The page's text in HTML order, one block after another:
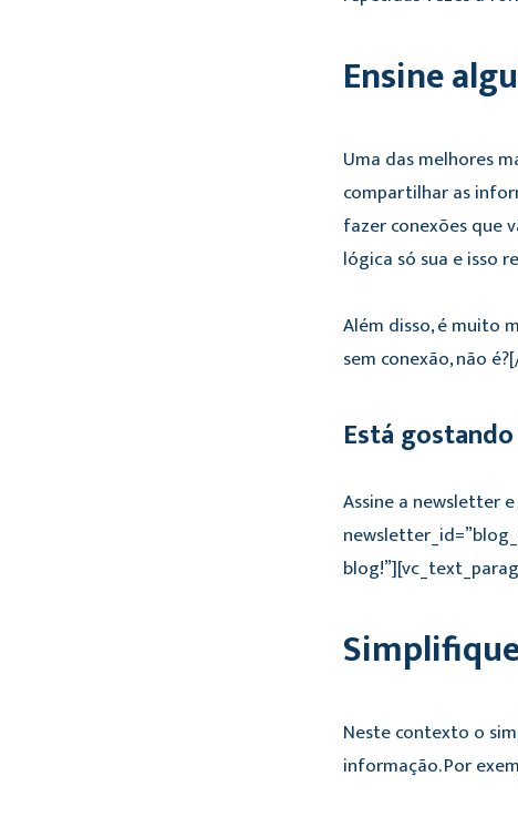
Ensine
Uma das melhores
compartilhar as
fazer conexões que
lógica só sua e isso
Além disso, é muito
sem conexão, não
Está
Assine a newsletter
Neste contexto o
informação. Por